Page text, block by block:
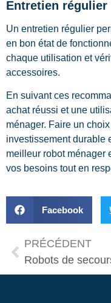
Entretien régulier
Un entretien régulier
en bon état de
chaque utilisation et
accessoires.
En suivant ces
achat réussi et une
ménager. Faire un
investissement durable
meilleur robot ménager
vos besoins tout en
Facebook
PRÉCÉDENT